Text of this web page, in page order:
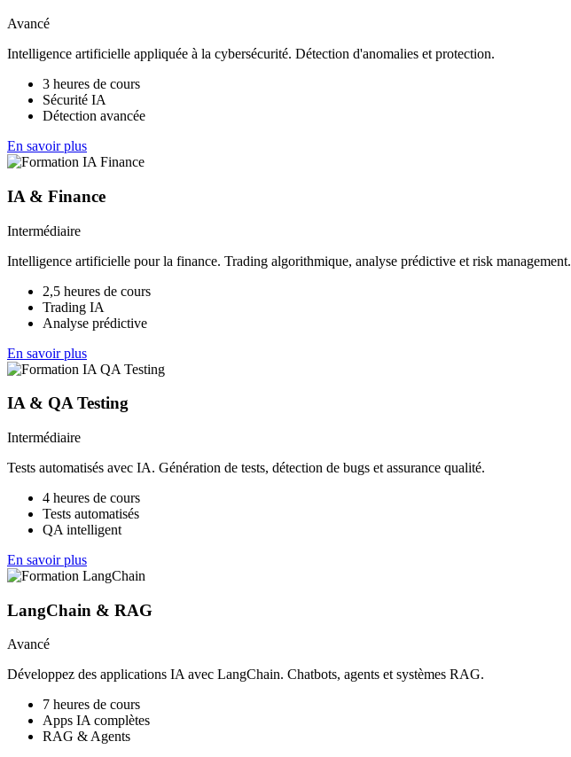
Avancé
Intelligence artificielle appliquée à la cybersécurité. Détection d'anomalies et protection.
3 heures de cours
Sécurité IA
Détection avancée
En savoir plus
IA & Finance
Intermédiaire
Intelligence artificielle pour la finance. Trading algorithmique, analyse prédictive et risk management.
2,5 heures de cours
Trading IA
Analyse prédictive
En savoir plus
IA & QA Testing
Intermédiaire
Tests automatisés avec IA. Génération de tests, détection de bugs et assurance qualité.
4 heures de cours
Tests automatisés
QA intelligent
En savoir plus
LangChain & RAG
Avancé
Développez des applications IA avec LangChain. Chatbots, agents et systèmes RAG.
7 heures de cours
Apps IA complètes
RAG & Agents